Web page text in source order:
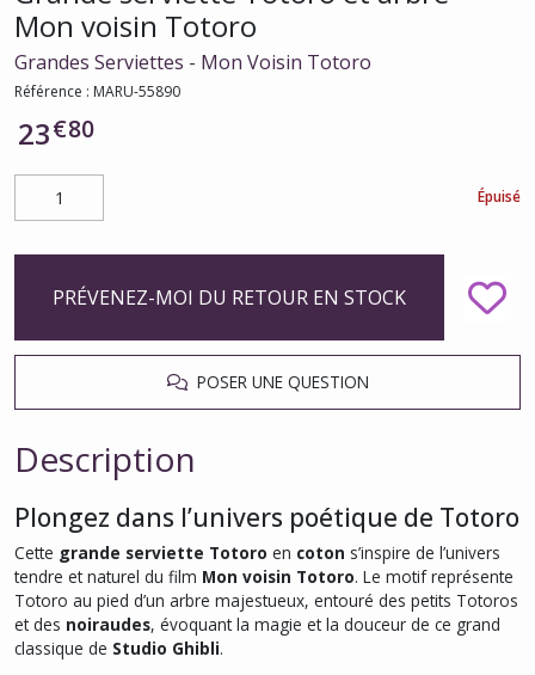
Mon voisin Totoro
Grandes Serviettes - Mon Voisin Totoro
Référence : MARU-55890
23€80
Épuisé
PRÉVENEZ-MOI DU RETOUR EN STOCK
POSER UNE QUESTION
Description
Plongez dans l’univers poétique de Totoro
Cette grande serviette Totoro en coton s’inspire de l’univers
tendre et naturel du film Mon voisin Totoro. Le motif représente
Totoro au pied d’un arbre majestueux, entouré des petits Totoros
et des noiraudes, évoquant la magie et la douceur de ce grand
classique de Studio Ghibli.